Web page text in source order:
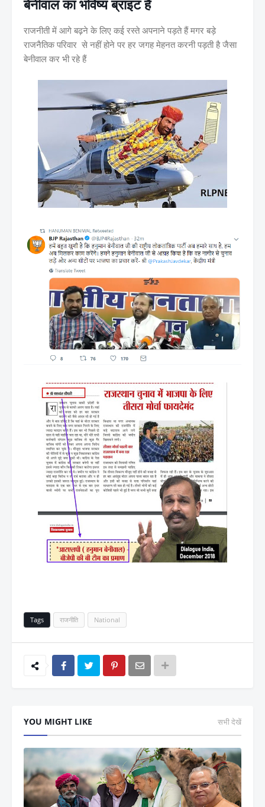
बेनीवाल का भविष्य ब्राइट है
राजनीती में आगे बढ़ने के लिए कई रस्ते अपनाने पड़ते हैं मगर बड़े
राजनैतिक परिवार से नहीं होने पर हर जगह मेहनत करनी पड़ती है जैसा
बेनीवाल कर भी रहे हैं
Tags राजनीति National
YOU MIGHT LIKE सभी देखें